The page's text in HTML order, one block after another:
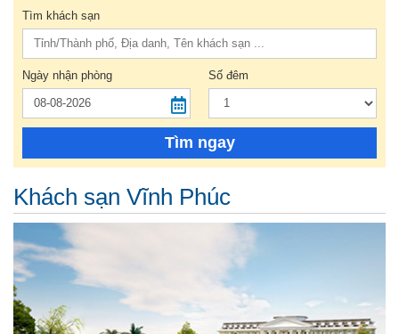
Tìm khách sạn
Ngày nhận phòng Số đêm
Tìm ngay
Khách sạn Vĩnh Phúc